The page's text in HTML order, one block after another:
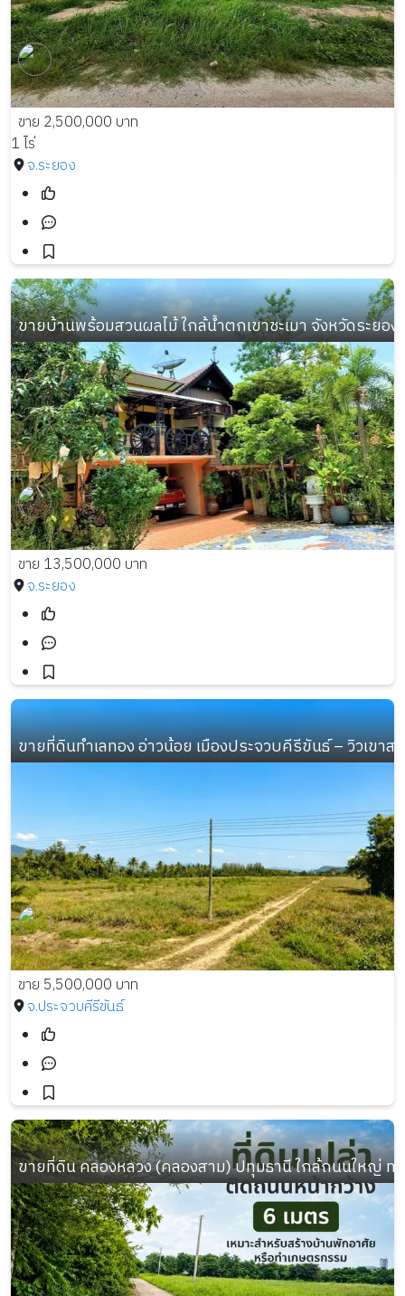
ขาย 2,500,000 บาท
1 ไร่
จ.ระยอง
ขายบ้านพร้อมสวนผลไม้ ใกล้น้ำตกเขาชะเมา จังหวัดระยอง
ขาย 13,500,000 บาท
จ.ระยอง
ขายที่ดินทำเลทอง อ่าวน้อย เมืองประจวบคีรีขันธ์ – วิวเขา
ขาย 5,500,000 บาท
จ.ประจวบคีรีขันธ์
ขายที่ดิน คลองหลวง (คลองสาม) ปทุมธานี ใกล้ถนนใหญ่